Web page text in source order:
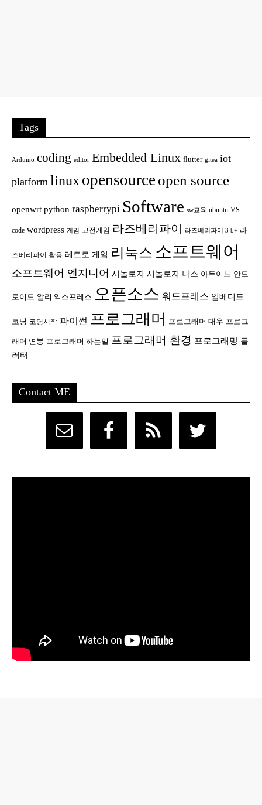
Tags
Arduino coding editor Embedded Linux flutter gitea iot
platform linux opensource open source
openwrt python raspberrypi Software sw교육 ubuntu VS
code wordpress 게임 고전게임 라즈베리파이 라즈베리파이 3 b+ 라
즈베리파이 활용 레트로 게임 리눅스 소프트웨어
소프트웨어 엔지니어 시놀로지 시놀로지 나스 아두이노 안드
로이드 알리 익스프레스 오픈소스 워드프레스 임베디드
코딩 코딩시작 파이썬 프로그래머 프로그래머 대우 프로그
래머 연봉 프로그래머 하는일 프로그래머 환경 프로그래밍 플
러터
Contact ME